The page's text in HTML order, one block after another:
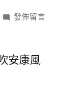
在
古
發佈留言
安康風